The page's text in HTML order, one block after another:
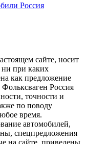
Россия
сайте, носит
ни при каких
как предложение
Россия
точности и
по поводу
время.
автомобилей,
спецпредложения
на сайте, приведены